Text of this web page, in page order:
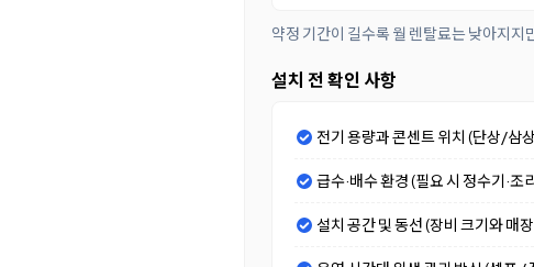
약정 기간이 길수록 월 렌탈료는 낮아지지
설치 전 확인 사항
전기 용량과 콘센트 위치 (단상/삼
급수·배수 환경 (필요 시 정수기·조
설치 공간 및 동선 (장비 크기와 매